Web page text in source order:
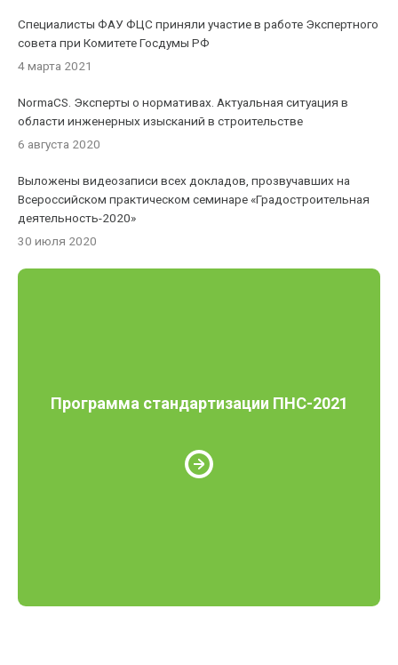
Специалисты ФАУ ФЦС приняли участие в работе Экспертного
совета при Комитете Госдумы РФ
4 марта 2021
NormaCS. Эксперты о нормативах. Актуальная ситуация в
области инженерных изысканий в строительстве
6 августа 2020
Выложены видеозаписи всех докладов, прозвучавших на
Всероссийском практическом семинаре «Градостроительная
деятельность-2020»
30 июля 2020
Программа стандартизации ПНС-2021